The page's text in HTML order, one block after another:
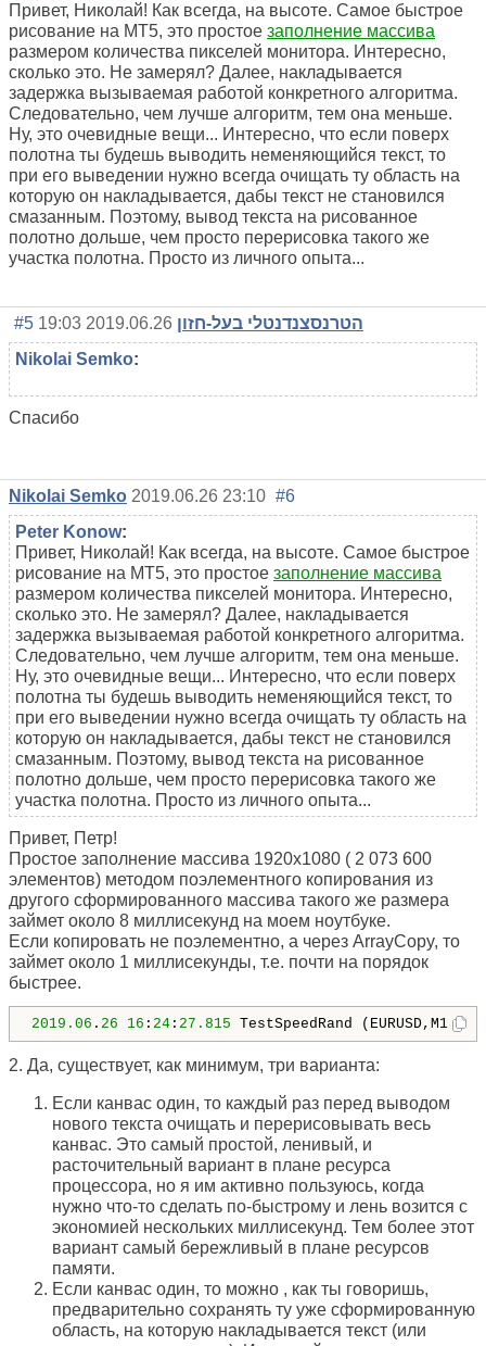
Привет, Николай! Как всегда, на высоте. Самое быстрое
рисование на МТ5, это простое заполнение массива
размером количества пикселей монитора. Интересно,
сколько это. Не замерял? Далее, накладывается
задержка вызываемая работой конкретного алгоритма.
Следовательно, чем лучше алгоритм, тем она меньше.
Ну, это очевидные вещи... Интересно, что если поверх
полотна ты будешь выводить неменяющийся текст, то
при его выведении нужно всегда очищать ту область на
которую он накладывается, дабы текст не становился
смазанным. Поэтому, вывод текста на рисованное
полотно дольше, чем просто перерисовка такого же
участка полотна. Просто из личного опыта...
הטרנסצנדנטלי בעל-חזון 2019.06.26 19:03
#5
Nikolai Semko:
Спасибо
Nikolai Semko 2019.06.26 23:10 #6
Реter Konow:
Привет, Николай! Как всегда, на высоте. Самое быстрое
рисование на МТ5, это простое заполнение массива
размером количества пикселей монитора. Интересно,
сколько это. Не замерял? Далее, накладывается
задержка вызываемая работой конкретного алгоритма.
Следовательно, чем лучше алгоритм, тем она меньше.
Ну, это очевидные вещи... Интересно, что если поверх
полотна ты будешь выводить неменяющийся текст, то
при его выведении нужно всегда очищать ту область на
которую он накладывается, дабы текст не становился
смазанным. Поэтому, вывод текста на рисованное
полотно дольше, чем просто перерисовка такого же
участка полотна. Просто из личного опыта...
Привет, Петр!
Простое заполнение массива 1920x1080 ( 2 073 600
элементов) методом поэлементного копирования из
другого сформированного массива такого же размера
займет около 8 миллисекунд на моем ноутбуке.
Если копировать не поэлементно, а через ArrayCopy, то
займет около 1 миллисекунды, т.е. почти на порядок
быстрее.
2019.06 . 26 16 : 24 : 27.815 TestSpeedRand (EURUSD,M1)
2. Да, существует, как минимум, три варианта:
Если канвас один, то каждый раз перед выводом
нового текста очищать и перерисовывать весь
канвас. Это самый простой, ленивый, и
расточительный вариант в плане ресурса
процессора, но я им активно пользуюсь, когда
нужно что-то сделать по-быстрому и лень возится с
экономией нескольких миллисекунд. Тем более этот
вариант самый бережливый в плане ресурсов
памяти.
Если канвас один, то можно , как ты говоришь,
предварительно сохранять ту уже сформированную
область, на которую накладывается текст (или